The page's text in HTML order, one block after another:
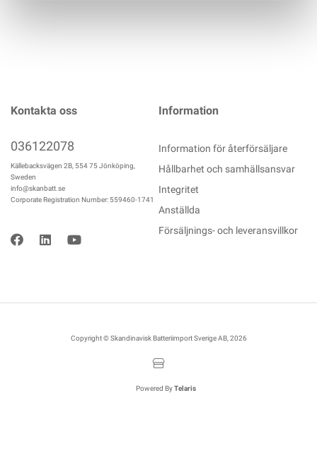
Kontakta oss
036122078
Källebacksvägen 2B, 554 75 Jönköping,
Sweden
info@skanbatt.se
Corporate Registration Number: 559460-1741
Information
Information för återförsäljare
Hållbarhet och samhällsansvar
Integritet
Anställda
Försäljnings- och leveransvillkor
Copyright © Skandinavisk Batteriimport Sverige AB, 2026
Powered ByTelaris